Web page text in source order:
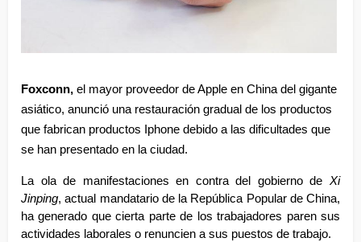
Foxconn, el mayor proveedor de Apple en China del gigante
asiático, anunció una restauración gradual de los productos
que fabrican productos Iphone debido a las dificultades que
se han presentado en la ciudad.
La ola de manifestaciones en contra del gobierno de Xi
Jinping, actual mandatario de la República Popular de China,
ha generado que cierta parte de los trabajadores paren sus
actividades laborales o renuncien a sus puestos de trabajo.